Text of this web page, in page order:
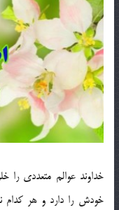
خداوند عوالم متعددي
خودش را دارد و هر